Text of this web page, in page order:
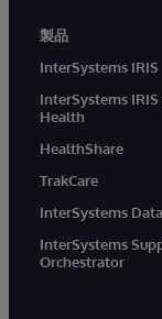
製品
InterSystems IRIS
InterSystems
Health
HealthShare
TrakCare
InterSystems
InterSystems
Orchestrator